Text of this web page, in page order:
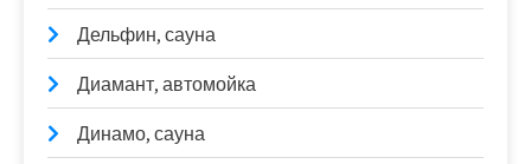
Дельфин, сауна
Диамант, автомойка
Динамо, сауна